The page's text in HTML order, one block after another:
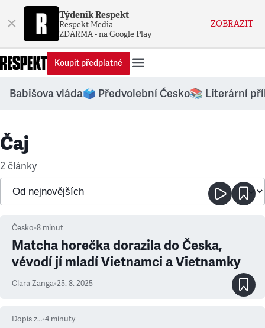
× Týdeník Respekt
Respekt Media
ZDARMA - na Google Play
ZOBRAZIT
Koupit předplatné
Babišova vláda🗳️ Předvolební Česko📚 Literární
Čaj
2 články
Česko•8 minut
Matcha horečka dorazila do Česka,
vévodí jí mladí Vietnamci a Vietnamky
Clara Zanga•25. 8. 2025
Dopis z…•4 minuty